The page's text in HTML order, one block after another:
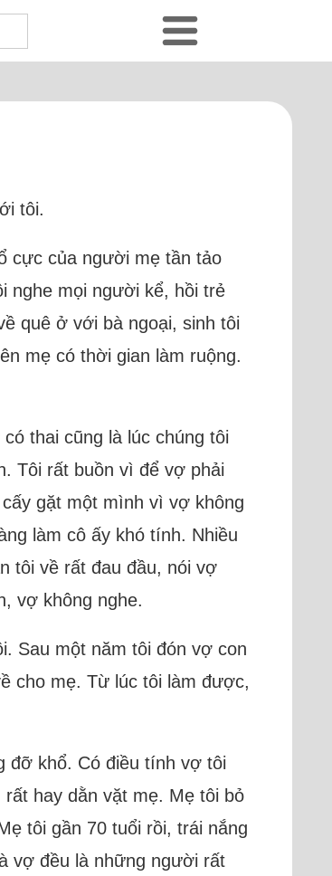
tôi.
cực của người mẹ tần tảo
nghe mọi người kể, hồi trẻ
quê ở với bà ngoại, sinh tôi
mẹ có thời gian làm ruộng.
thai cũng là lúc chúng tôi
Tôi rất buồn vì để vợ phải
gặt một mình vì vợ không
làm cô ấy khó tính. Nhiều
tôi về rất đau đầu, nói vợ
vợ không nghe.
Sau một năm tôi đón vợ con
cho mẹ. Từ lúc tôi làm được,
đỡ khổ. Có điều tính vợ tôi
hay dằn vặt mẹ. Mẹ tôi bỏ
tôi gần 70 tuổi rồi, trái nắng
vợ đều là những người rất